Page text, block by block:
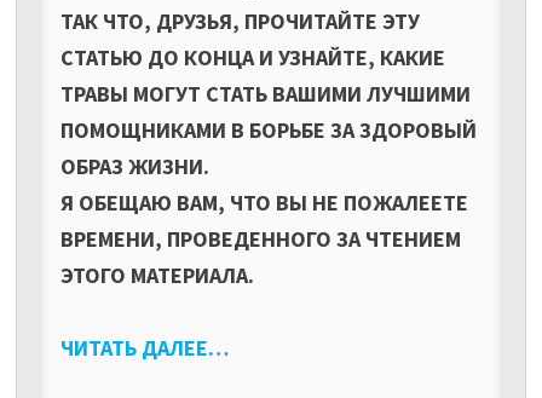
ТАК ЧТО, ДРУЗЬЯ, ПРОЧИТАЙТЕ ЭТУ
СТАТЬЮ ДО КОНЦА И УЗНАЙТЕ, КАКИЕ
ТРАВЫ МОГУТ СТАТЬ ВАШИМИ ЛУЧШИМИ
ПОМОЩНИКАМИ В БОРЬБЕ ЗА ЗДОРОВЫЙ
ОБРАЗ ЖИЗНИ.
Я ОБЕЩАЮ ВАМ, ЧТО ВЫ НЕ ПОЖАЛЕЕТЕ
ВРЕМЕНИ, ПРОВЕДЕННОГО ЗА ЧТЕНИЕМ
ЭТОГО МАТЕРИАЛА.
ЧИТАТЬ ДАЛЕЕ…